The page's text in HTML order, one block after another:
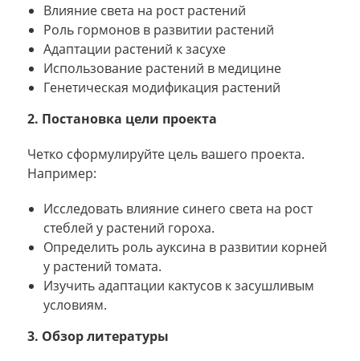
Влияние света на рост растений
Роль гормонов в развитии растений
Адаптации растений к засухе
Использование растений в медицине
Генетическая модификация растений
2. Постановка цели проекта
Четко сформулируйте цель вашего проекта.
Например:
Исследовать влияние синего света на рост
стеблей у растений гороха.
Определить роль ауксина в развитии корней
у растений томата.
Изучить адаптации кактусов к засушливым
условиям.
3. Обзор литературы